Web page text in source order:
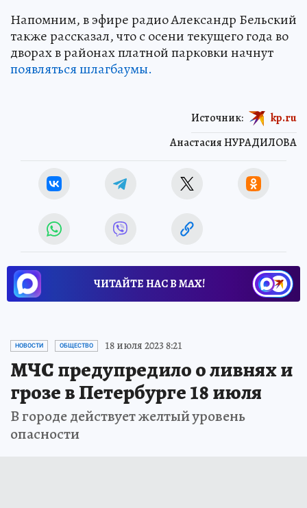
Напомним, в эфире радио Александр Бельский
также рассказал, что с осени текущего года во
дворах в районах платной парковки начнут
появляться шлагбаумы.
Анастасия НУРАДИЛОВА
Источник: kp.ru
ЧИТАЙТЕ НАС В МАХ!
НОВОСТИ ОБЩЕСТВО 18 июля 2023 8:21
МЧС предупредило о ливнях и
грозе в Петербурге 18 июля
В городе действует желтый уровень
опасности